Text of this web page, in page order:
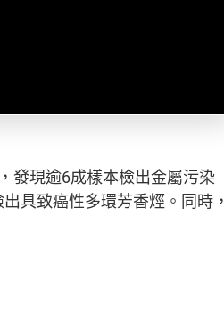
發現逾6成樣本檢出金屬污染
具致癌性多環芳香烴。同時，